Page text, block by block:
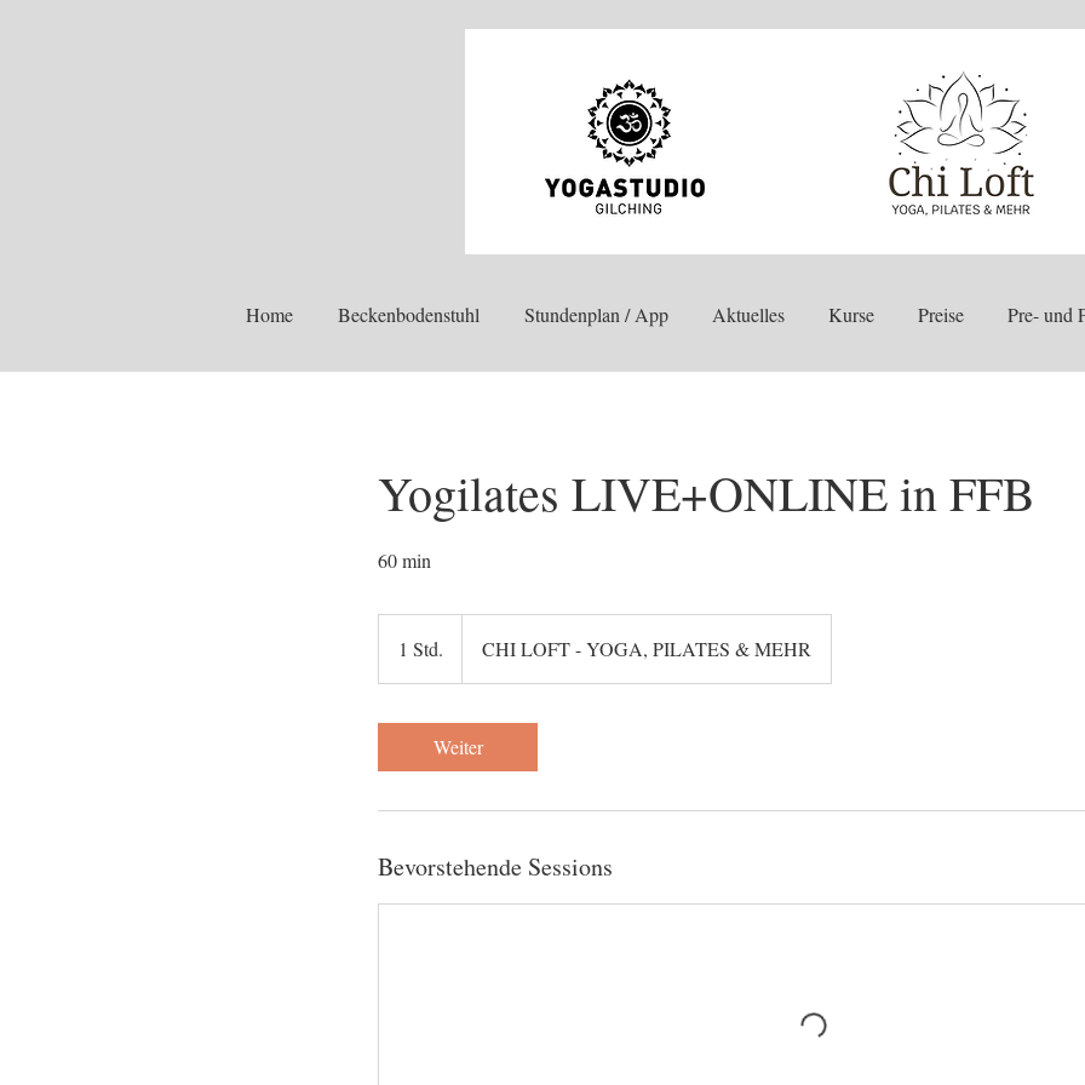
Home Beckenbodenstuhl Stundenplan / App Aktuelles Kurse Preise Pre- und
Yogilates LIVE+ONLINE in FFB
60 min
1 Std.
S
d
CHI LOFT - YOGA, PILATES & MEHR
Weiter
Bevorstehende Sessions